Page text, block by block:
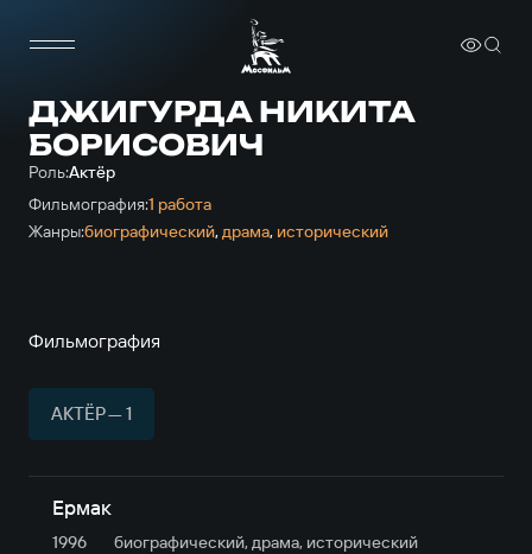
ДЖИГУРДА НИКИТА
БОРИСОВИЧ
Роль:Актёр
Фильмография:1 работа
Жанры:биографический,драма, исторический
Фильмография
АКТЁР — 1
Ермак
1996 биографический, драма, исторический